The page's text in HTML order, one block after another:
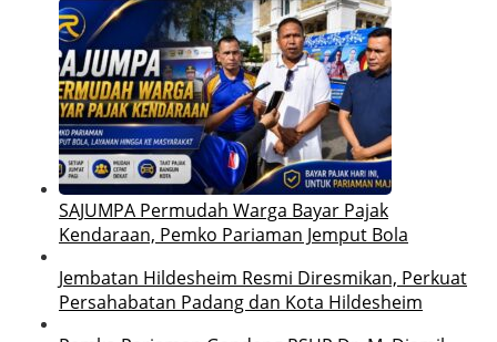
SAJUMPA Permudah Warga Bayar Pajak
Kendaraan, Pemko Pariaman Jemput Bola
Jembatan Hildesheim Resmi Diresmikan, Perkuat
Persahabatan Padang dan Kota Hildesheim